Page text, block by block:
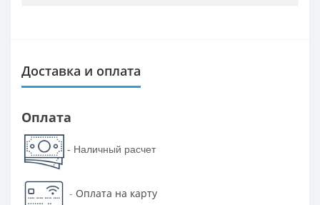
Доставка и оплата
Оплата
- Наличный расчет
- Оплата на карту